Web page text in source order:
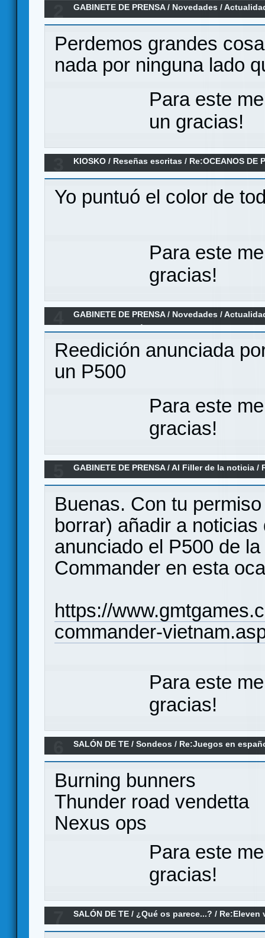
GABINETE DE PRENSA/ Novedades /
Games
Perdemos grandes
nada por ninguna lado
Para este
un gracias!
KIOSKO / Reseñas escritas / Re:OCEANOS DE
Yo puntuó el color de
Para este
gracias!
GABINETE DE PRENSA/ Novedades /
Reedición anunciada
un P500
Para este
gracias!
GABINETE DE PRENSA/Al Filler de la noticia /
Buenas. Con tu
borrar) añadir a
anunciado el P500 de
Commander en esta
https://
commander-
Para este
gracias!
SALÓN DE TE /Sondeos / Re:Juegos en
Burning bunners
Thunder road vendetta
Nexus ops
Para este
gracias!
SALÓN DE TE /¿Qué os parece...? / Re:Eleven